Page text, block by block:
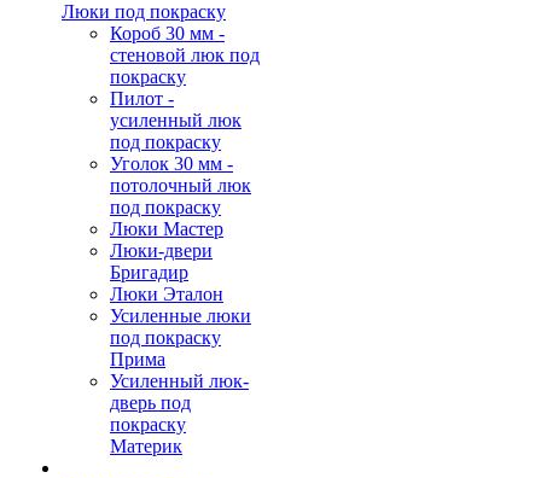
Люки под покраску
Короб 30 мм -
стеновой люк под
покраску
Пилот -
усиленный люк
под покраску
Уголок 30 мм -
потолочный люк
под покраску
Люки Мастер
Люки-двери
Бригадир
Люки Эталон
Усиленные люки
под покраску
Прима
Усиленный люк-
дверь под
покраску
Материк